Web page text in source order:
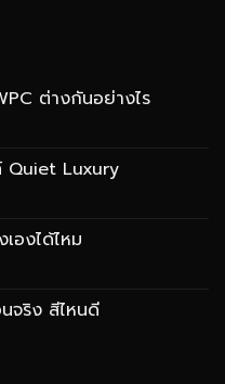
ต่างกันอย่างไร
Quiet Luxury
องได้ไหม
นจริง สีไหนดี